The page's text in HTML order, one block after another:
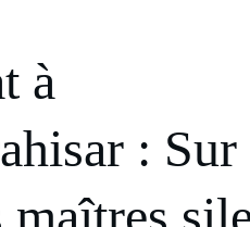
à
: Sur